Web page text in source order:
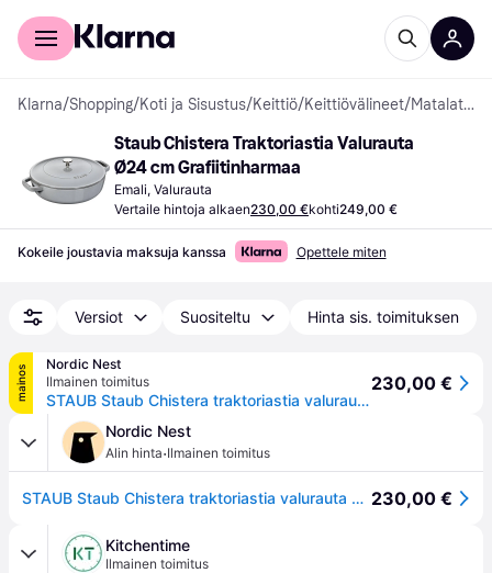
Kuluttajille
Klarna/Shopping/Koti ja Sisustus/Keittiö/Keittiövälineet/ Matalat uunivuoat
Staub Chistera Traktoriastia Valurauta
Ø24 cm Grafiitinharmaa
Emali, Valurauta
Vertaile hintoja alkaen230,00 €kohti249,00 €
Kokeile joustavia maksuja kanssa Opettele miten
Versiot Suositeltu Hinta sis. toimituksen
mainos
Nordic Nest
Ilmainen toimitus
STAUB Staub Chistera traktoriastia valurauta Ø24 cm Grafiitinharmaa
230,00 €
Nordic Nest
Alin hinta·Ilmainen toimitus
STAUB Staub Chistera traktoriastia valurauta Ø24 cm Grafiitinharmaa 230,00 €
Kitchentime
Ilmainen toimitus